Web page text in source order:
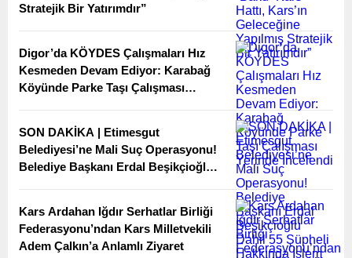
Stratejik Bir Yatırımdır”
Digor’da KÖYDES Çalışmaları Hız
Kesmeden Devam Ediyor: Karabağ
Köyünde Parke Taşı Çalışması
SON DAKİKA | Etimesgut
Belediyesi’ne Mali Suç Operasyonu!
Belediye Başkanı Erdal Beşikçioğlu
Kars Ardahan Iğdır Serhatlar Birliği
Federasyonu’ndan Kars Milletvekili
Adem Çalkın’a Anlamlı Ziyaret